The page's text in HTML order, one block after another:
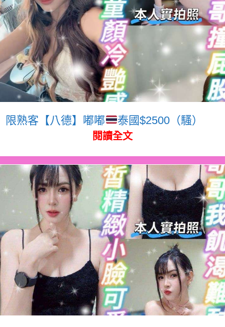
限熟客【八德】嘟嘟 泰國$2500（騷）
閱讀全文